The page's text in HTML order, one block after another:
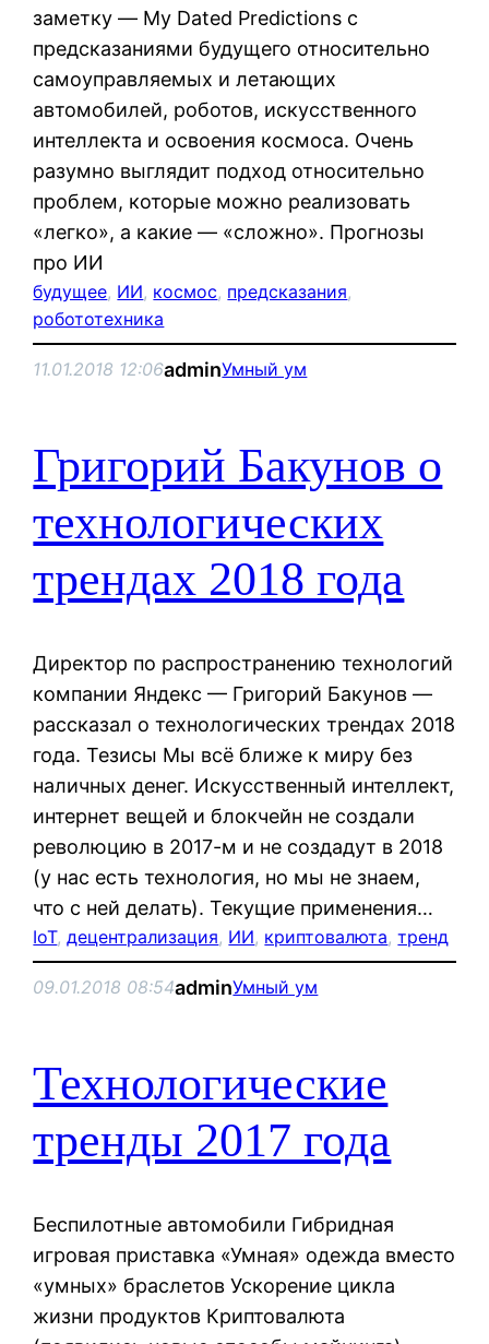
заметку — My Dated Predictions с
предсказаниями будущего относительно
самоуправляемых и летающих
автомобилей, роботов, искусственного
интеллекта и освоения космоса. Очень
разумно выглядит подход относительно
проблем, которые можно реализовать
«легко», а какие — «сложно». Прогнозы
про ИИ
будущее, ИИ, космос, предсказания
робототехника
11.01.2018 12:06adminУмный ум
Григорий Бакунов о
технологических
трендах 2018 года
Директор по распространению технологий
компании Яндекс — Григорий Бакунов —
рассказал о технологических трендах 2018
года. Тезисы Мы всё ближе к миру без
наличных денег. Искусственный интеллект,
интернет вещей и блокчейн не создали
революцию в 2017-м и не создадут в 2018
(у нас есть технология, но мы не знаем,
что с ней делать). Текущие применения…
IoT, децентрализация, ИИ, криптовалюта, тренд
09.01.2018 08:54adminУмный ум
Технологические
тренды 2017 года
Беспилотные автомобили Гибридная
игровая приставка «Умная» одежда вместо
«умных» браслетов Ускорение цикла
жизни продуктов Криптовалюта